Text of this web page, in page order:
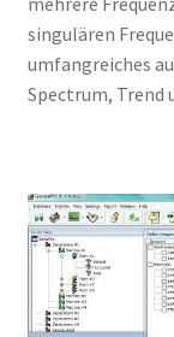
singulären
umfangreiches
Spectrum, Trend